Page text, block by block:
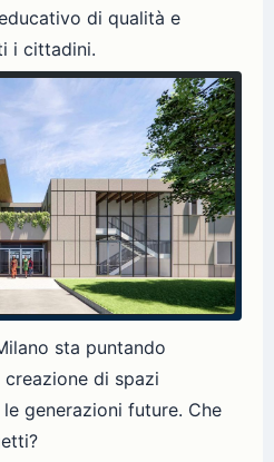
di qualità e
i cittadini.
sta puntando
di spazi
generazioni future. Che